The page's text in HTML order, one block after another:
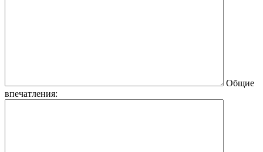
Общие
впечатления: